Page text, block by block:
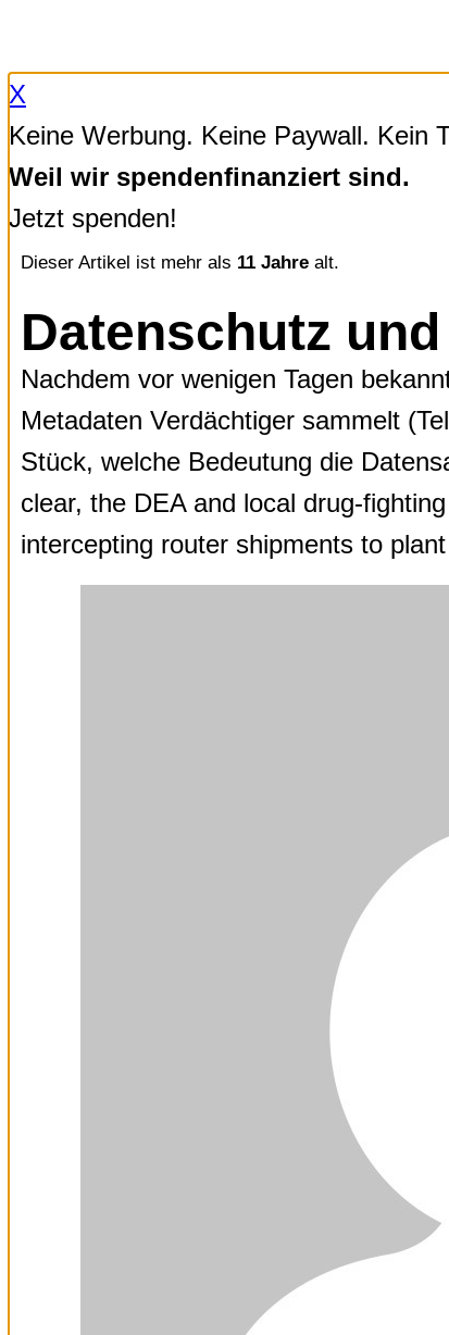
Inhalt
springen
X
Keine Werbung. Keine Paywall. Kein
Weil wir spendenfinanziert sind.
Jetzt spenden!
Dieser Artikel ist mehr als 11 Jahrealt.
Datenschutz
Nachdem vor wenigen Tagen
Metadaten Verdächtiger sammelt
Stück, welche Bedeutung die
clear, the DEA and local drug-
intercepting router shipments to